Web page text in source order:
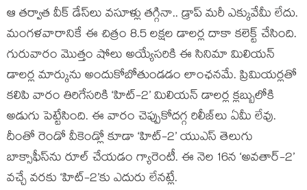
ఆ తర్వాత వీక్ డేస్‌లు వసూళ్లు తగ్గినా.. డ్రాప్ మరీ ఎక్కువేమీ లేదు.
మంగళవారానికే ఈ చిత్రం 8.5 లక్షల డాలర్ల దాకా కలెక్ట్ చేసింది.
గురువారం మొత్తం షోలు అయ్యేసరికి ఈ సినిమా మిలియన్
డాలర్ల మార్కును అందుకోబోతుండడం లాంఛనమే. ప్రిమియర్లతో
కలిపి వారం తిరిగేసరికి ‘హిట్-2’ మిలియన్ డాలర్ల క్లబ్బులోకి
అడుగు పెట్టేసింది. ఈ వారం చెప్పుకోదగ్గ రిలీజ్‌లు ఏమీ లేవు.
దీంతో రెండో వీకెండ్లో కూడా ‘హిట్-2’ యుఎస్ తెలుగు
బాక్సాఫీస్‌ను రూల్ చేయడం గ్యారెంటీ. ఈ నెల 16న ‘అవతార్-2’
వచ్చే వరకు ‘హిట్-2’కు ఎదురు లేనట్లే.